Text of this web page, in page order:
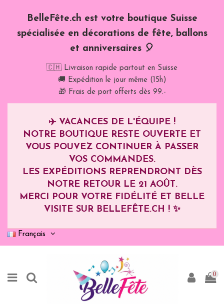
BelleFête.ch est votre boutique Suisse
spécialisée en décorations de fête, ballons
et anniversaires 🎈
🇨🇭 Livraison rapide partout en Suisse
🚚 Expédition le jour même (15h)
🎁 Frais de port offerts dès 99.-
✈️ VACANCES DE L'ÉQUIPE !
NOTRE BOUTIQUE RESTE OUVERTE ET
VOUS POUVEZ CONTINUER À PASSER
VOS COMMANDES.
LES EXPÉDITIONS REPRENDRONT DÈS
NOTRE RETOUR LE 21 AOÛT.
MERCI POUR VOTRE FIDÉLITÉ ET BELLE
VISITE SUR BELLEFÊTE.CH ! ✨
Français
0